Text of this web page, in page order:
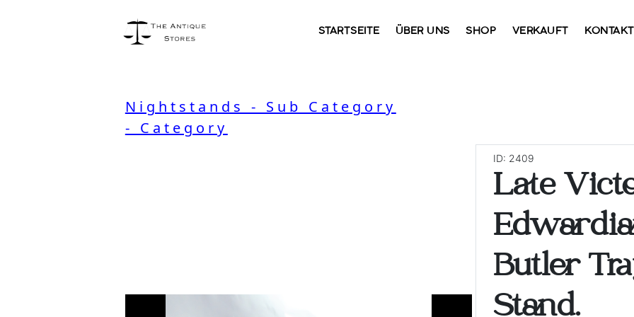
STARTSEITE ÜBER UNS SHOP VERKAUFT KONTAKT
Nightstands - Sub Category
- Category
ID: 2409
Late
Butler
Stand.